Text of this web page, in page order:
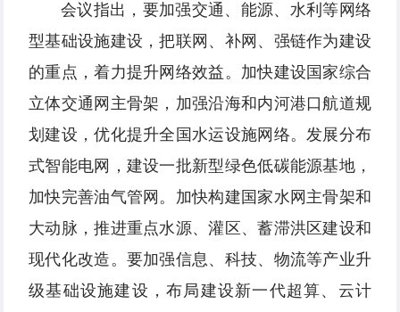
会议指出，要加强交通、能源、水利等网络
型基础设施建设，把联网、补网、强链作为建设
的重点，着力提升网络效益。加快建设国家综合
立体交通网主骨架，加强沿海和内河港口航道规
划建设，优化提升全国水运设施网络。发展分布
式智能电网，建设一批新型绿色低碳能源基地，
加快完善油气管网。加快构建国家水网主骨架和
大动脉，推进重点水源、灌区、蓄滞洪区建设和
现代化改造。要加强信息、科技、物流等产业升
级基础设施建设，布局建设新一代超算、云计